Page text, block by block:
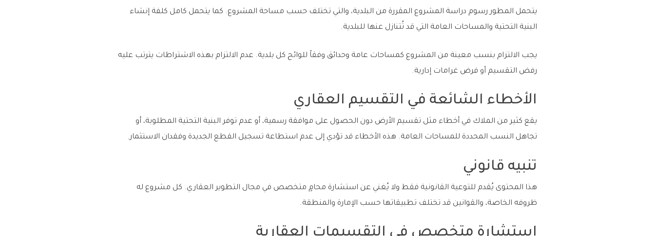
يتحمل المطور رسوم دراسة المشروع المقررة من البلدية، والتي تختلف حسب مساحة المشروع. كما يتحمل كامل كلفة إنشاء
البنية التحتية والمساحات العامة التي قد تُتنازل عنها للبلدية.
يجب الالتزام بنسب معينة من المشروع كمساحات عامة وحدائق وفقاً للوائح كل بلدية. عدم الالتزام بهذه الاشتراطات يترتب عليه
رفض التقسيم أو فرض غرامات إدارية.
الأخطاء الشائعة في التقسيم العقاري
يقع كثير من الملاك في أخطاء مثل تقسيم الأرض دون الحصول على موافقة رسمية، أو عدم توفر البنية التحتية المطلوبة، أو
تجاهل النسب المحددة للمساحات العامة. هذه الأخطاء قد تؤدي إلى عدم استطاعة تسجيل القطع الجديدة وفقدان الاستثمار.
تنبيه قانوني
هذا المحتوى يُقدم للتوعية القانونية فقط ولا يُغني عن استشارة محامٍ متخصص في مجال التطوير العقاري. كل مشروع له
ظروفه الخاصة، والقوانين قد تختلف تطبيقاتها حسب الإمارة والمنطقة.